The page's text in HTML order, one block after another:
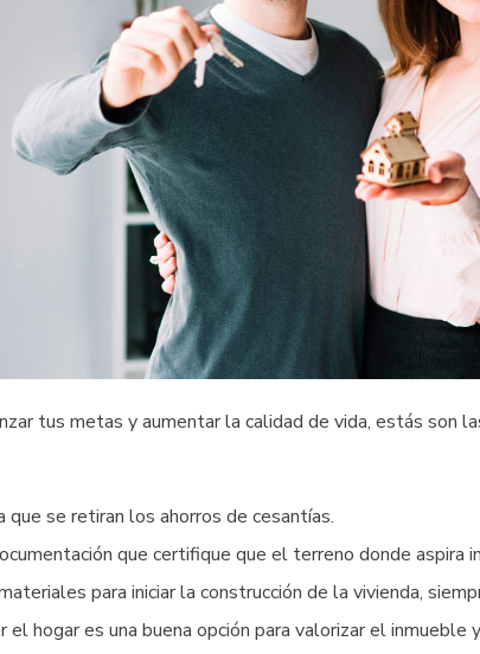
tus metas y aumentar la calidad de vida, estás son
que se retiran los ahorros de cesantías.
que certifique que el terreno donde aspira
para iniciar la construcción de la vivienda,
hogar es una buena opción para valorizar el